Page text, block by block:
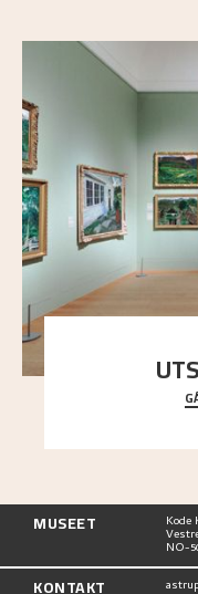
En
utstillinger, fra
MUSEET Kode
NO-
KONTAKT